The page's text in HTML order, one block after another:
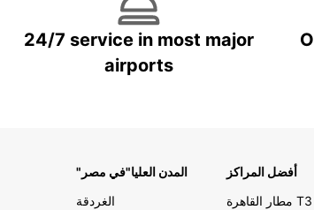
24/7 service in most major
airports
"المدن العليا"في مصر
الغردقة
أفضل المراكز
مطار القاهرة T3